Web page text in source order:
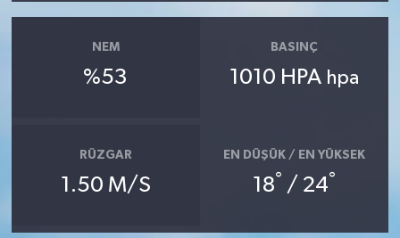
NEM
%53
BASINÇ
1010 HPA hpa
RÜZGAR
1.50 M/S
EN DÜŞÜK / EN YÜKSEK
18° / 24°